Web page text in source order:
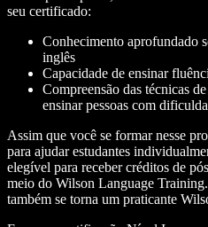
seu certificado:
Conhecimento aprofundado
inglês
Capacidade de ensinar
Compreensão das técnicas
ensinar pessoas com
Assim que você se formar nesse
para ajudar estudantes
elegível para receber créditos de
meio do Wilson Language
também se torna um praticante